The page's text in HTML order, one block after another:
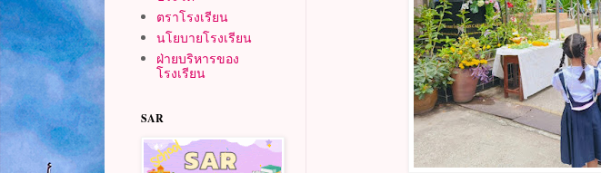
ตราโรงเรียน
นโยบายโรงเรียน
ฝ่ายบริหารของ
โรงเรียน
SAR